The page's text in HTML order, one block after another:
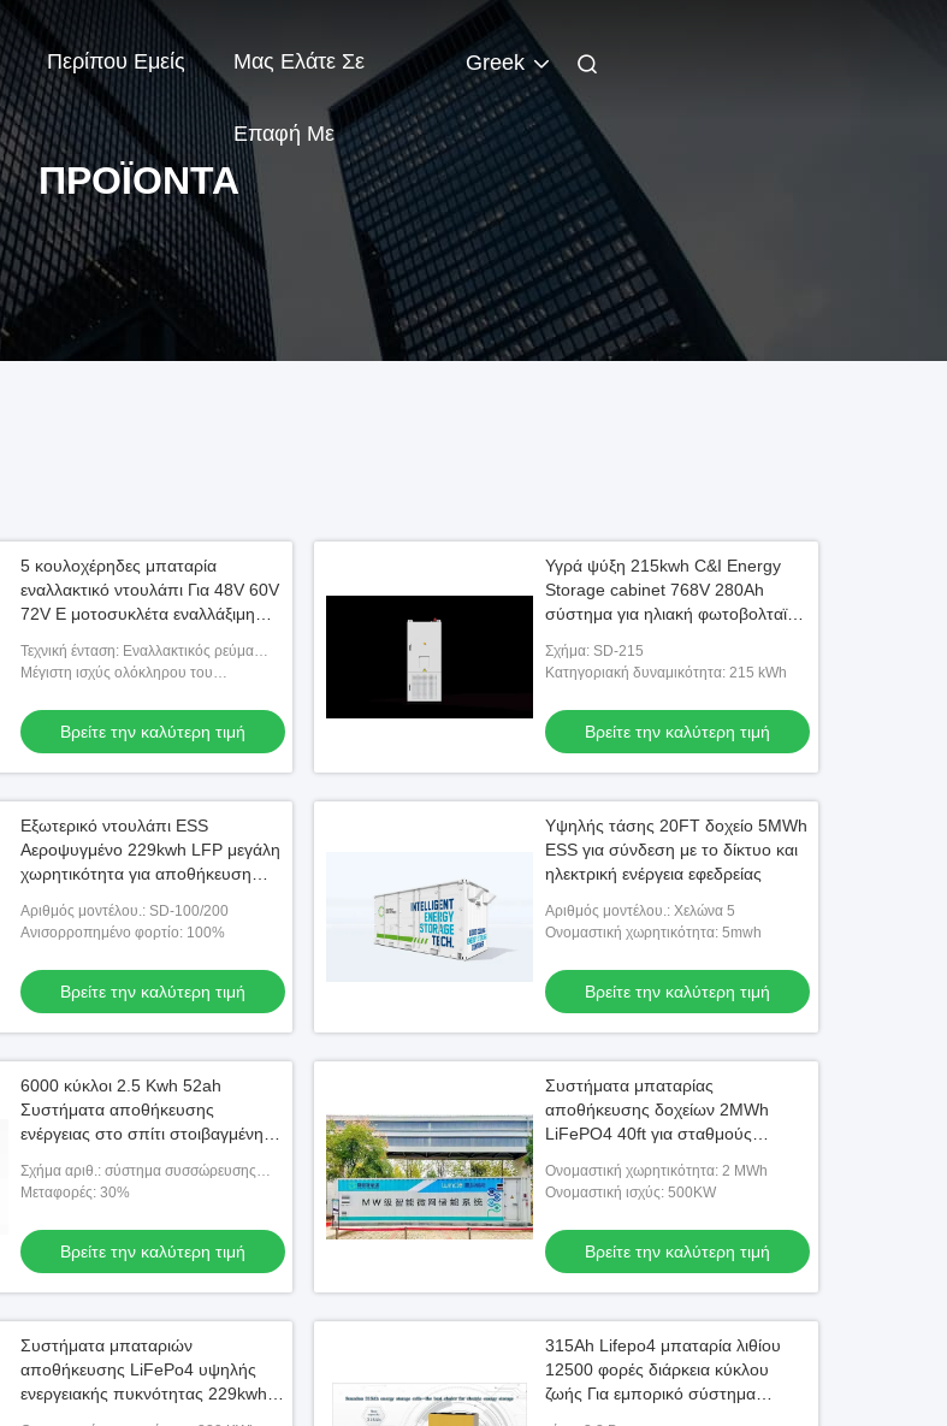
Περίπου Εμείς Μας Ελάτε Σε
Επαφή Με
Greek
ΠΡΟΪΌΝΤΑ
5 κουλοχέρηδες μπαταρία
εναλλακτικό ντουλάπι Για 48V 60V
72V E μοτοσυκλέτα εναλλάξιμη
Τεχνική ένταση: Εναλλακτικός ρεύμα
187-265V
Μέγιστη ισχύς ολόκληρου του
Βρείτε την καλύτερη τιμή
Υγρά ψύξη 215kwh C&I Energy
Storage cabinet 768V 280Ah
σύστημα για ηλιακή φωτοβολταϊκή
Σχήμα: SD-215
Κατηγοριακή δυναμικότητα: 215 kWh
Βρείτε την καλύτερη τιμή
Εξωτερικό ντουλάπι ESS
Αεροψυγμένο 229kwh LFP μεγάλη
χωρητικότητα για αποθήκευση
παροχή ρεύματος
Αριθμός μοντέλου.: SD-100/200
Ανισορροπημένο φορτίο: 100%
Βρείτε την καλύτερη τιμή
Υψηλής τάσης 20FT δοχείο 5MWh
ESS για σύνδεση με το δίκτυο και
ηλεκτρική ενέργεια εφεδρείας
Αριθμός μοντέλου.: Χελώνα 5
Ονομαστική χωρητικότητα: 5mwh
Βρείτε την καλύτερη τιμή
6000 κύκλοι 2.5 Kwh 52ah
Συστήματα αποθήκευσης
ενέργειας στο σπίτι στοιβαγμένη
εξατομικευμένη
Σχήμα αριθ.: σύστημα συσσώρευσης
υψηλής τάσης
Μεταφορές: 30%
Βρείτε την καλύτερη τιμή
Συστήματα μπαταρίας
αποθήκευσης δοχείων 2MWh
LiFePO4 40ft για σταθμούς
μικροσύνδεσης νησιών
Ονομαστική χωρητικότητα: 2 MWh
Ονομαστική ισχύς: 500KW
Βρείτε την καλύτερη τιμή
Συστήματα μπαταριών
αποθήκευσης LiFePo4 υψηλής
ενεργειακής πυκνότητας 229kwh
315Ah Lifepo4 μπαταρία λιθίου
12500 φορές διάρκεια κύκλου
ζωής Για εμπορικό σύστημα